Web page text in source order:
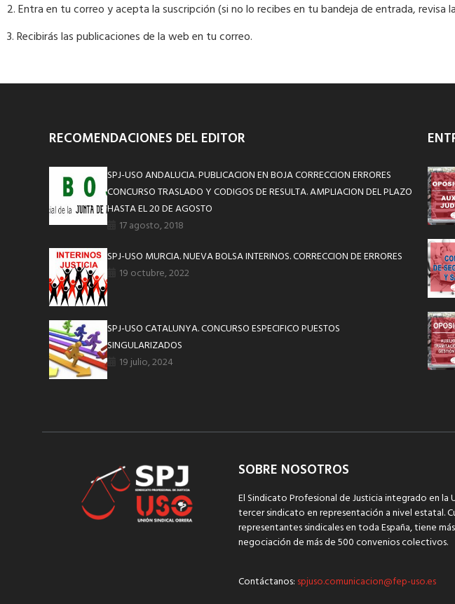
2. Entra en tu correo y acepta la suscripción (si no lo recibes en tu bandeja de entrada, revisa
3. Recibirás las publicaciones de la web en tu correo.
RECOMENDACIONES DEL EDITOR
SPJ-USO ANDALUCIA. PUBLICACION EN BOJA CORRECCION ERRORES
CONCURSO TRASLADO Y CODIGOS DE RESULTA. AMPLIACION DEL PLAZO
HASTA EL 20 DE AGOSTO
17 agosto, 2018
SPJ-USO MURCIA. NUEVA BOLSA INTERINOS. CORRECCION DE ERRORES
19 octubre, 2022
SPJ-USO CATALUNYA. CONCURSO ESPECIFICO PUESTOS
SINGULARIZADOS
19 julio, 2024
SOBRE NOSOTROS
El Sindicato Profesional de Justicia integrado en la
tercer sindicato en representación a nivel estatal.
representantes sindicales en toda España, tiene
negociación de más de 500 convenios colectivos.
Contáctanos: spjuso.comunicacion@fep-uso.es